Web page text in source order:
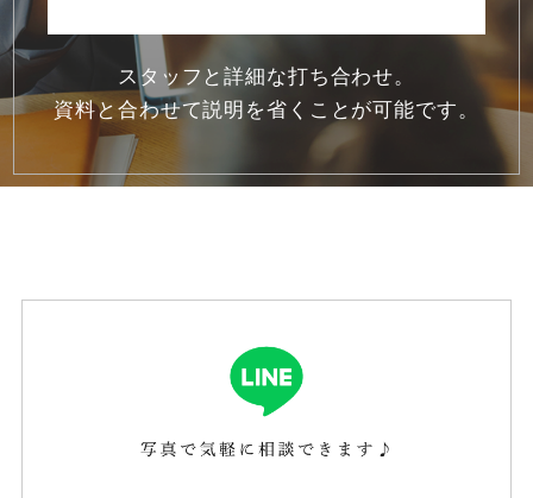
2020年7月(5)
2020年6月(6)
2020年5月(7)
スタッフと詳細な打ち合わせ。
資料と合わせて説明を省くことが可能です。